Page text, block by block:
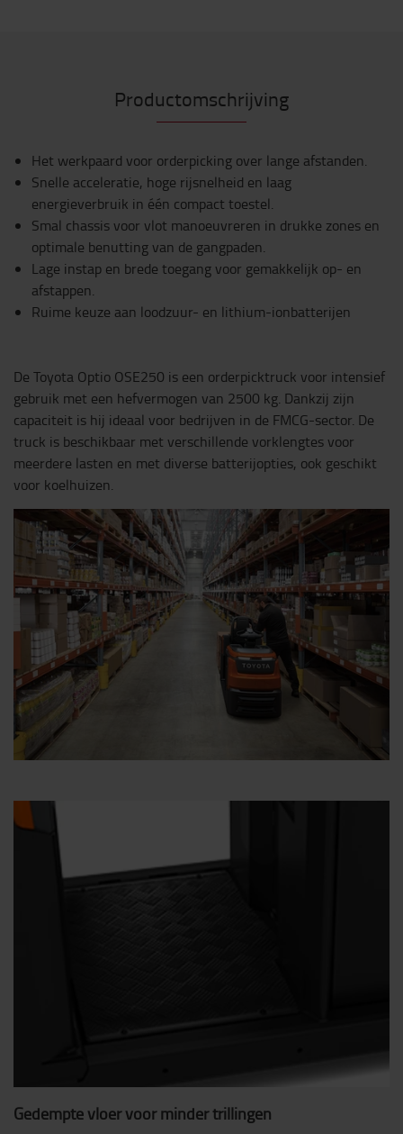
Productomschrijving
Het werkpaard voor orderpicking over lange afstanden.
Snelle acceleratie, hoge rijsnelheid en laag
energieverbruik in één compact toestel.
Smal chassis voor vlot manoeuvreren in drukke zones en
optimale benutting van de gangpaden.
Lage instap en brede toegang voor gemakkelijk op- en
afstappen.
Ruime keuze aan loodzuur- en lithium-ionbatterijen
De Toyota Optio OSE250 is een orderpicktruck voor intensief
gebruik met een hefvermogen van 2500 kg. Dankzij zijn
capaciteit is hij ideaal voor bedrijven in de FMCG-sector. De
truck is beschikbaar met verschillende vorklengtes voor
meerdere lasten en met diverse batterijopties, ook geschikt
voor koelhuizen.
Gedempte vloer voor minder trillingen